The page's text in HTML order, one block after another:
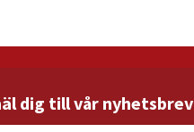
dig till vår nyhetsbrev